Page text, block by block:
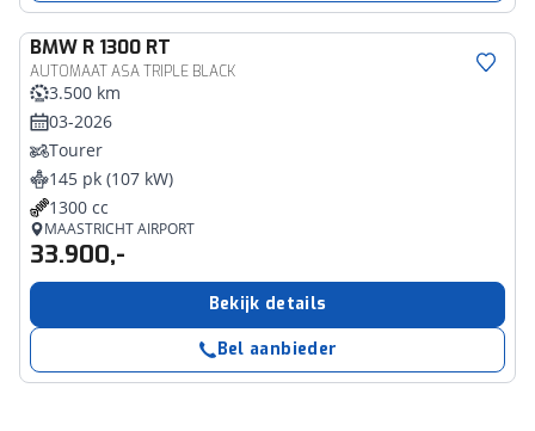
BMW R 1300 RT
AUTOMAAT ASA TRIPLE BLACK
3.500 km
03-2026
Tourer
145 pk (107 kW)
1300 cc
MAASTRICHT AIRPORT
33.900,-
Bekijk details
Bel aanbieder